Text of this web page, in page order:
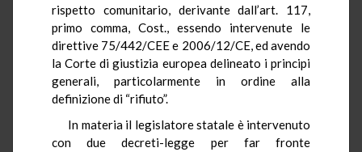
rispetto comunitario, derivante dall’art. 117,
primo comma, Cost., essendo intervenute le
direttive 75/442/CEE e 2006/12/CE, ed avendo
la Corte di giustizia europea delineato i principi
generali, particolarmente in ordine alla
definizione di “rifiuto”.
In materia il legislatore statale è intervenuto
con due decreti-legge per far fronte